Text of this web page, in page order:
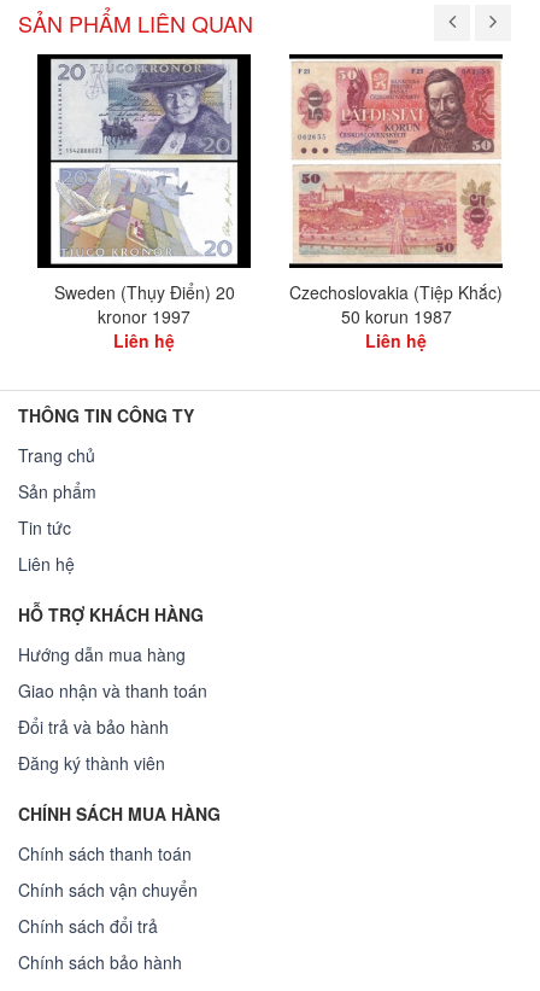
SẢN PHẨM LIÊN QUAN
Sweden (Thụy Điển) 20
kronor 1997
Liên hệ
Czechoslovakia (Tiệp Khắc)
50 korun 1987
Liên hệ
THÔNG TIN CÔNG TY
Trang chủ
Sản phẩm
Tin tức
Liên hệ
HỖ TRỢ KHÁCH HÀNG
Hướng dẫn mua hàng
Giao nhận và thanh toán
Đổi trả và bảo hành
Đăng ký thành viên
CHÍNH SÁCH MUA HÀNG
Chính sách thanh toán
Chính sách vận chuyển
Chính sách đổi trả
Chính sách bảo hành